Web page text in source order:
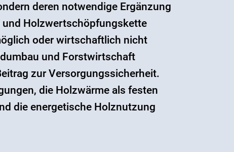
deren notwendige Ergänzung
und Holzwertschöpfungskette
oder wirtschaftlich nicht
und Forstwirtschaft
zur Versorgungssicherheit.
die Holzwärme als festen
die energetische Holznutzung